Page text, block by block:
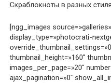
Скраблокноты в разных
[ngg_images
display_type=»photocrati-
thumbnail_height=»160″
images_per_page=»20″
ajax_pagination=»0″